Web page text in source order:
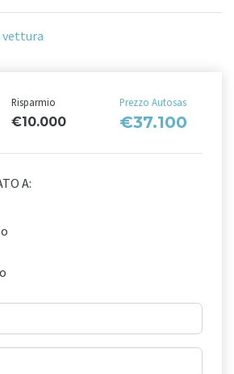
vettura
Risparmio
€10.000
Prezzo Autosas
€37.100
A: